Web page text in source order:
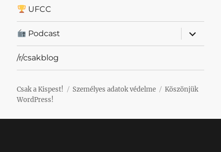
UFCC
Podcast
almenü
/r/csakblog
Csak a Kispest! Személyes adatok védelme
Köszönjük
WordPress!